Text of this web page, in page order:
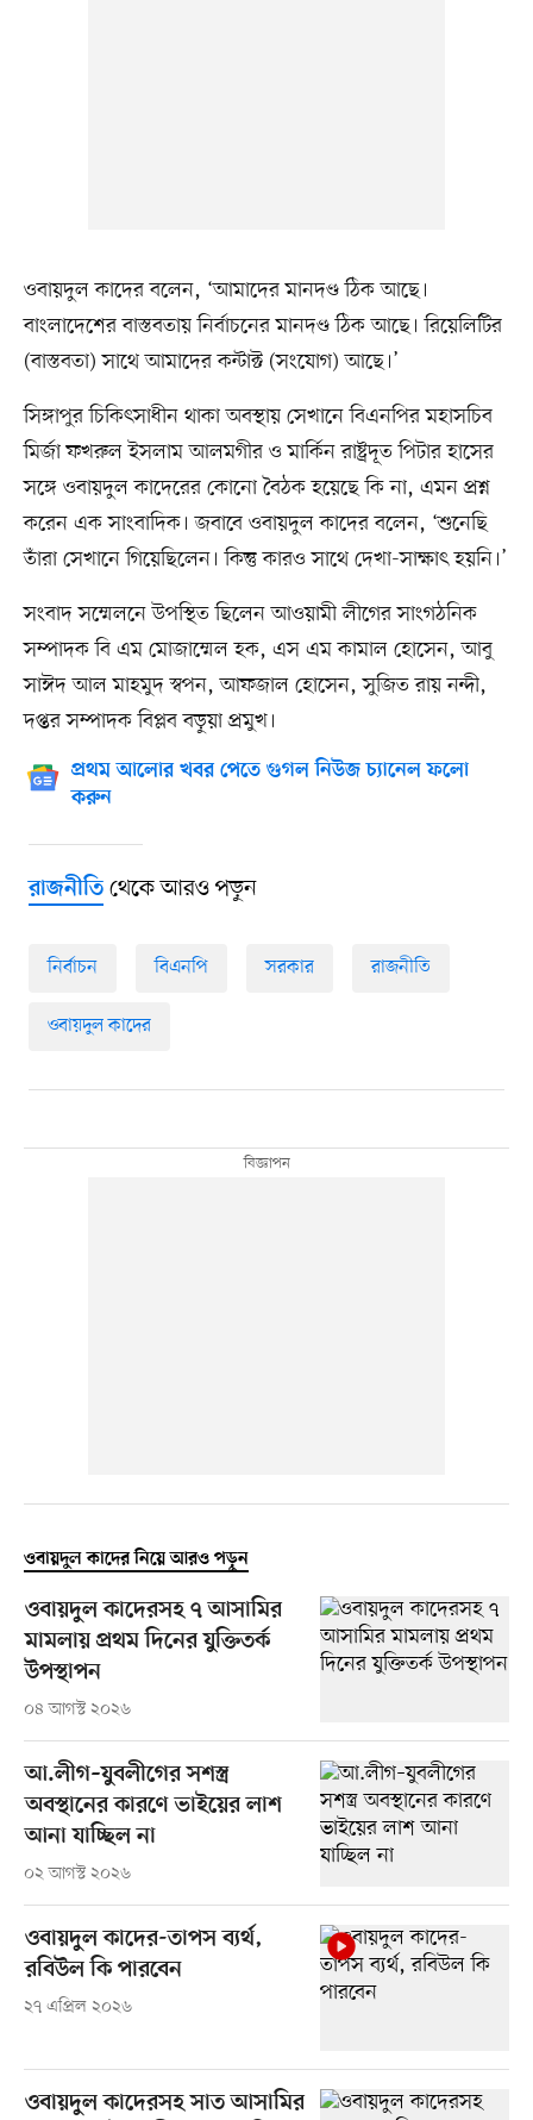
ওবায়দুল কাদের বলেন, ‘আমাদের মানদণ্ড ঠিক আছে।
বাংলাদেশের বাস্তবতায় নির্বাচনের মানদণ্ড ঠিক আছে। রিয়েলিটির
(বাস্তবতা) সাথে আমাদের কন্টাক্ট (সংযোগ) আছে।’
সিঙ্গাপুর চিকিৎসাধীন থাকা অবস্থায় সেখানে বিএনপির মহাসচিব
মির্জা ফখরুল ইসলাম আলমগীর ও মার্কিন রাষ্ট্রদূত পিটার হাসের
সঙ্গে ওবায়দুল কাদেরের কোনো বৈঠক হয়েছে কি না, এমন প্রশ্ন
করেন এক সাংবাদিক। জবাবে ওবায়দুল কাদের বলেন, ‘শুনেছি
তাঁরা সেখানে গিয়েছিলেন। কিন্তু কারও সাথে দেখা-সাক্ষাৎ হয়নি।’
সংবাদ সম্মেলনে উপস্থিত ছিলেন আওয়ামী লীগের সাংগঠনিক
সম্পাদক বি এম মোজাম্মেল হক, এস এম কামাল হোসেন, আবু
সাঈদ আল মাহমুদ স্বপন, আফজাল হোসেন, সুজিত রায় নন্দী,
দপ্তর সম্পাদক বিপ্লব বড়ুয়া প্রমুখ।
প্রথম আলোর খবর পেতে গুগল নিউজ চ্যানেল ফলো
করুন
রাজনীতিথেকে আরও পড়ুন
নির্বাচন বিএনপি সরকার রাজনীতি
ওবায়দুল কাদের
ওবায়দুল কাদের নিয়ে আরও পড়ুন
ওবায়দুল কাদেরসহ ৭ আসামির
মামলায় প্রথম দিনের যুক্তিতর্ক
উপস্থাপন
০৪ আগস্ট ২০২৬
আ.লীগ–যুবলীগের সশস্ত্র
অবস্থানের কারণে ভাইয়ের লাশ
আনা যাচ্ছিল না
০২ আগস্ট ২০২৬
ওবায়দুল কাদের-তাপস ব্যর্থ,
রবিউল কি পারবেন
২৭ এপ্রিল ২০২৬
ওবায়দুল কাদেরসহ সাত আসামির